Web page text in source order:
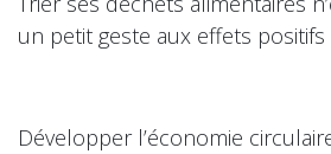
un petit geste aux effets
Développer l’économie